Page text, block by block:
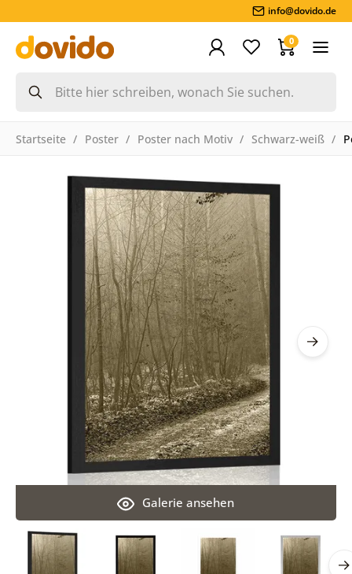
info@dovido.de
0
Startseite Poster Poster nach Motiv Schwarz-weiß
Galerie ansehen